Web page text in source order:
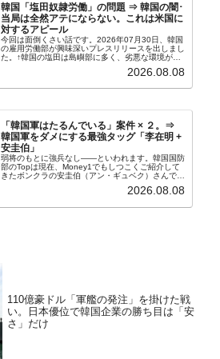
韓国「塩田奴隷労働」の問題 ⇒ 韓国の闇･
当局は全然アテにならない。これは米国に
対するアピール
今回は面倒くさい話です。2026年07月30日、韓国
の雇用労働部が興味深いプレスリリースを出しまし
た。↑韓国の塩田は島嶼部に多く、劣悪な環境が一
たといわれます（後述）。これは、いわゆる「塩田
2026.08.08
「韓国軍はたるんでいる」案件 × ２。⇒
韓国軍をダメにする最強タッグ「李在明 +
安圭伯」
弱将のもとに強兵なし――といわれます。韓国国防
部のTopは現在、Money1でもしつこくご紹介して
きたボンクラの安圭伯（アン・ギュベク）さんで
さんと「韓国初の文官上がり」の国防部長官安圭伯
2026.08.08
110億豪ドル「軍艦の発注」を掛けた戦
い。日本優位で韓国企業の勝ち目は「安
さ」だけ